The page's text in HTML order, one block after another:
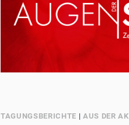
TAGUNGSBERICHTE | AUS DER